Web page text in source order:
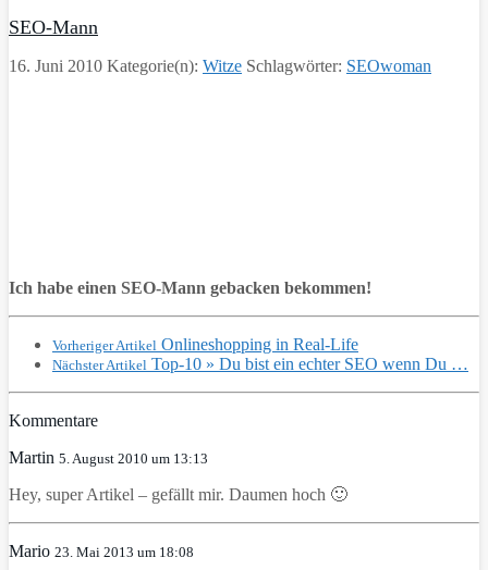
SEO-Mann
16. Juni 2010 Kategorie(n): Witze Schlagwörter: SEOwoman
Ich habe einen SEO-Mann gebacken bekommen!
Vorheriger Artikel Onlineshopping in Real-Life
Nächster Artikel Top-10 » Du bist ein echter SEO wenn Du …
Kommentare
Martin 5. August 2010 um 13:13
Hey, super Artikel – gefällt mir. Daumen hoch 🙂
Mario 23. Mai 2013 um 18:08